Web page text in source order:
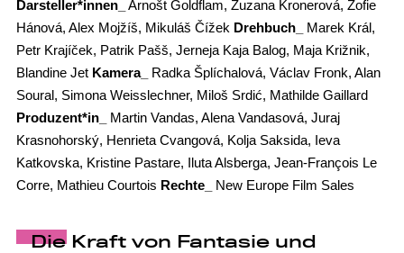
Darsteller*innen_
Arnošt Goldflam, Zuzana Kronerová, Žofie
Hánová, Alex Mojžíš, Mikuláš Čížek Drehbuch_
Marek Král,
Petr Krajíček, Patrik Pašš, Jerneja Kaja Balog, Maja Križnik,
Blandine Jet Kamera_
Radka Šplíchalová, Václav Fronk, Alan
Soural, Simona Weisslechner, Miloš Srdić, Mathilde Gaillard
Produzent*in_
Martin Vandas, Alena Vandasová, Juraj
Krasnohorský, Henrieta Cvangová, Kolja Saksida, Ieva
Katkovska, Kristine Pastare, Iluta Alsberga, Jean-François Le
Corre, Mathieu Courtois Rechte_ New Europe Film Sales
Die Kraft von Fantasie und